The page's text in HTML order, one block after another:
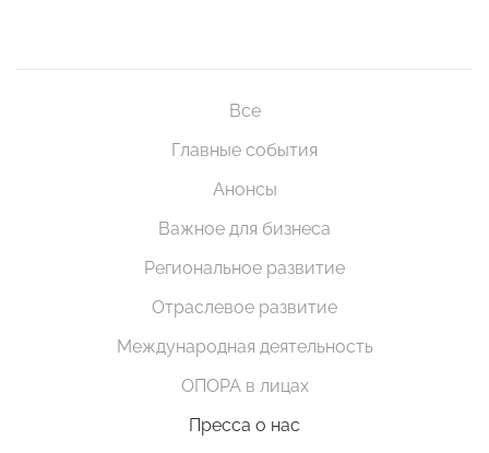
Все
Главные события
Анонсы
Важное для бизнеса
Региональное развитие
Отраслевое развитие
Международная деятельность
ОПОРА в лицах
Пресса о нас